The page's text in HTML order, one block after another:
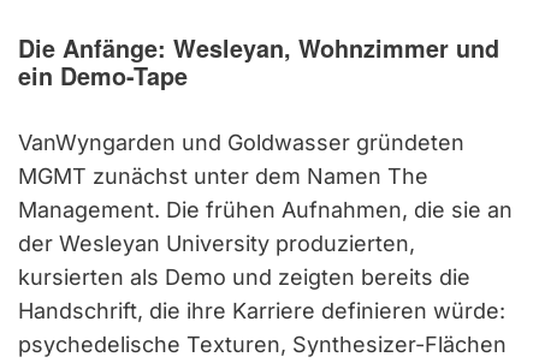
Die Anfänge: Wesleyan, Wohnzimmer und
ein Demo-Tape
VanWyngarden und Goldwasser gründeten
MGMT zunächst unter dem Namen The
Management. Die frühen Aufnahmen, die sie an
der Wesleyan University produzierten,
kursierten als Demo und zeigten bereits die
Handschrift, die ihre Karriere definieren würde:
psychedelische Texturen, Synthesizer-Flächen